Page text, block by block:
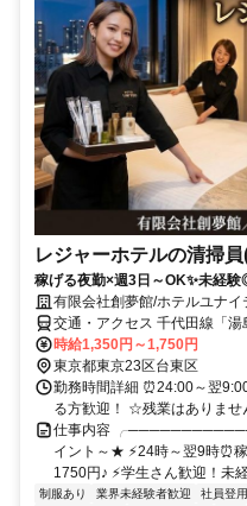
レジャーホテルの清掃
稼げる夜勤×週3日～OK✨未経
有限会社創夢館/ホテルユナイ
交通・アクセス 千代田線「
分
時給1,350円～1,750円
東京都東京23区台東区
勤務時間詳細 ⏰24:00～翌
る方歓迎！ ☆残業はありませ
仕事内容 ╭────────────
イント～★ ⚡24時～翌9時⏰
1750円♪ ⚡学生さん歓迎！未
制服あり 業界未経験者歓迎 社員登